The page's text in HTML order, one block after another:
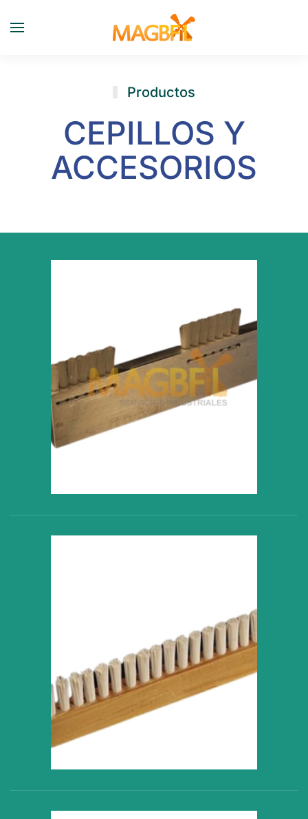
Skip to main content
Productos
CEPILLOS Y
ACCESORIOS
VER PRODUCTO
VER PRODUCTO